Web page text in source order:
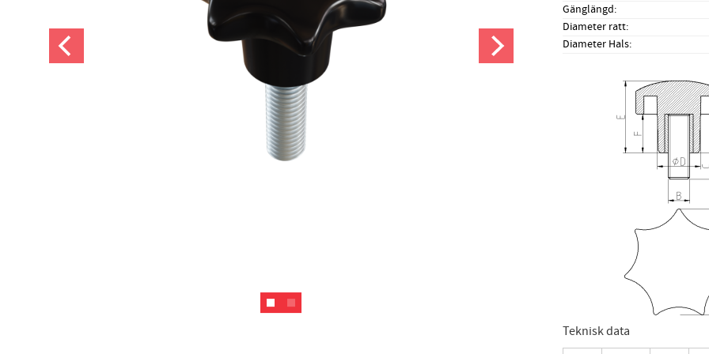
Gänglängd
Diameter ratt
Diameter Hals
Teknisk data